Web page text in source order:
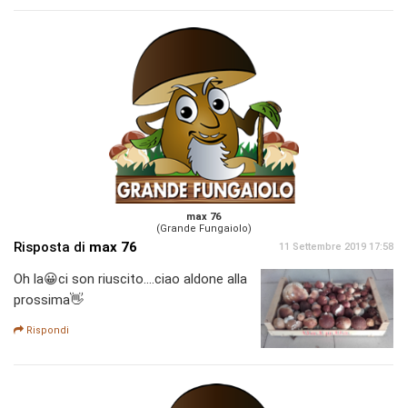
max 76
(Grande Fungaiolo)
Risposta di max 76 11 Settembre 2019 17:58
Oh la😀ci son riuscito....ciao aldone alla
prossima👋
Rispondi